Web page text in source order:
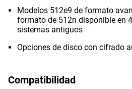
Modelos 512e9 de formato
formato de 512n disponible en
sistemas antiguos
Opciones de disco con cifrado
Compatibilidad